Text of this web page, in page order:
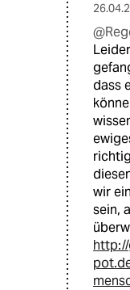
dass
wir
sein,